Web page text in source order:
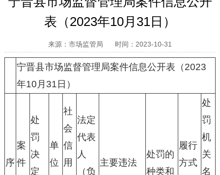
表（2023年10月31日）
来源：市场监管局 时间：2023-10-31
宁晋县市场监督管理局案件信息公开表（2023
年10月31日）
序
案
件
处
罚
决
定
单
位
社
会
信
用
法定
代表
人
（负
主要违法
处罚的
种类和
履行
方式
处
罚
机
关
名